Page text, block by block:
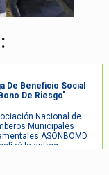
De Beneficio Social
De Riesgo"
Nacional de
Municipales
ASONBOMD
la entreg...